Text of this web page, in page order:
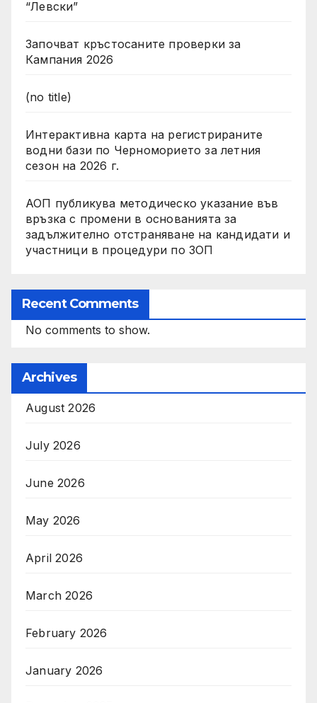
“Левски”
Започват кръстосаните проверки за
Кампания 2026
(no title)
Интерактивна карта на регистрираните
водни бази по Черноморието за летния
сезон на 2026 г.
АОП публикува методическо указание във
връзка с промени в основанията за
задължително отстраняване на кандидати и
участници в процедури по ЗОП
Recent Comments
No comments to show.
Archives
August 2026
July 2026
June 2026
May 2026
April 2026
March 2026
February 2026
January 2026